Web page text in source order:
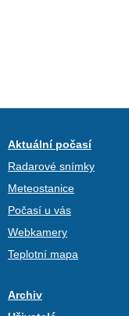
Aktuální počasí
Radarové snímky
Meteostanice
Počasí u vás
Webkamery
Teplotní mapa
Archiv